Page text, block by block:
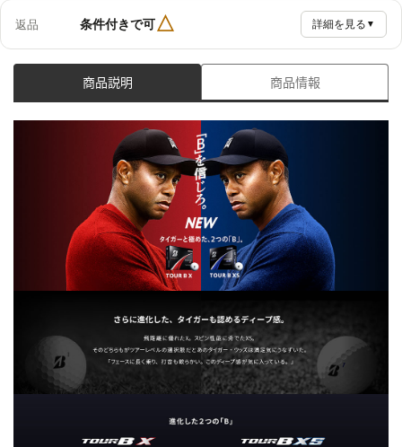
返品 条件付きで可△ 詳細を見る ▼
商品説明 商品情報